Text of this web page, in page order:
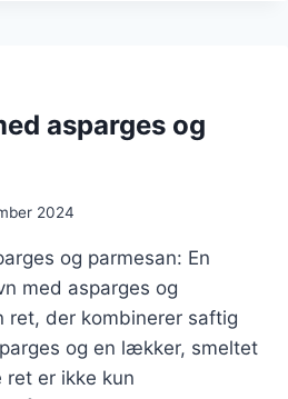
asparges og
2024
og parmesan: En
med asparges og
ret, der kombinerer saftig
og en lækker, smeltet
ret er ikke kun